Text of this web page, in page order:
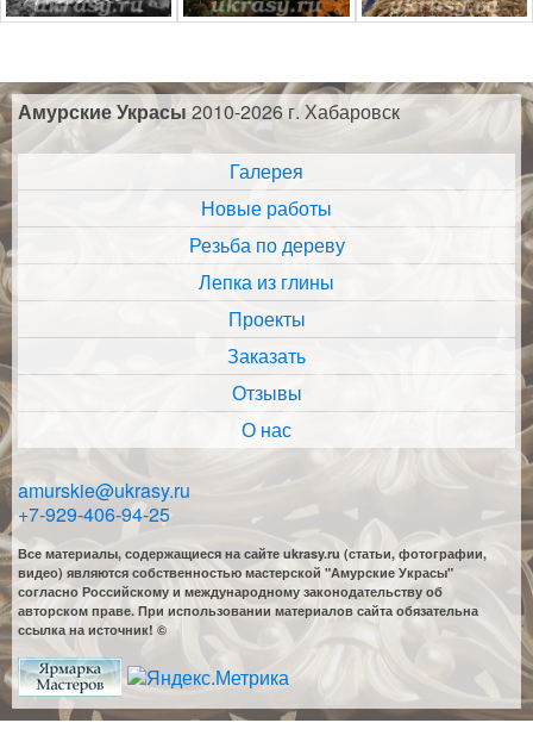
Амурские Украсы 2010-2026 г. Хабаровск
Галерея
Новые работы
Резьба по дереву
Лепка из глины
Проекты
Заказать
Отзывы
О нас
amurskie@ukrasy.ru
+7-929-406-94-25
Все материалы, содержащиеся на сайте ukrasy.ru (статьи, фотографии,
видео) являются собственностью мастерской "Амурские Украсы"
согласно Российскому и международному законодательству об
авторском праве. При использовании материалов сайта обязательна
ссылка на источник! ©